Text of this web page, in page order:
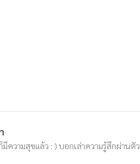
ความสุขแล้ว : ) บอกเล่าความรู้สึกผ่านตัว